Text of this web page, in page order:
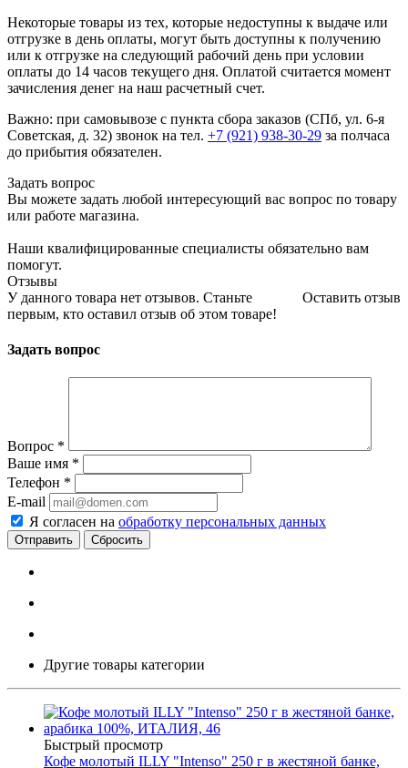
Некоторые товары из тех, которые недоступны к выдаче или
отгрузке в день оплаты, могут быть доступны к получению
или к отгрузке на следующий рабочий день при условии
оплаты до 14 часов текущего дня. Оплатой считается момент
зачисления денег на наш расчетный счет.
Важно: при самовывозе с пункта сборa заказов (СПб, ул. 6-я
Советская, д. 32) звонок на тел. +7 (921) 938-30-29 за полчаса
до прибытия обязателен.
Задать вопрос
Вы можете задать любой интересующий вас вопрос по товару
или работе магазина.
Наши квалифицированные специалисты обязательно вам
помогут.
Отзывы
Оставить отзыв
У данного товара нет отзывов. Станьте
первым, кто оставил отзыв об этом товаре!
Задать вопрос
Вопрос *
Ваше имя *
Телефон *
E-mail
Я согласен на обработку персональных данных
Сбросить
Другие товары категории
Быстрый просмотр
Кофе молотый ILLY "Intenso" 250 г в жестяной банке,